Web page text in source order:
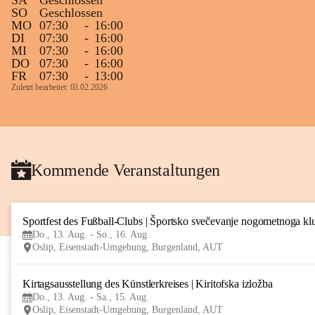
SO
Geschlossen
MO 07:30 - 16:00
DI
07:30 - 16:00
MI
07:30 - 16:00
DO
07:30 - 16:00
FR
07:30 - 13:00
Zuletzt bearbeitet: 03.02.2026
Kommende Veranstaltungen
Sportfest des Fußball-Clubs | Športsko svečevanje nogometnoga
Do., 13. Aug. - So., 16. Aug.
Oslip, Eisenstadt-Umgebung, Burgenland, AUT
Kirtagsausstellung des Künstlerkreises | Kiritofska izložba
Do., 13. Aug. - Sa., 15. Aug.
Oslip, Eisenstadt-Umgebung, Burgenland, AUT